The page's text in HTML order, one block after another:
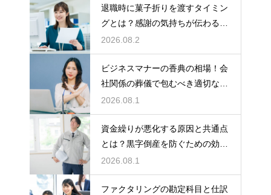
退職時に菓子折りを渡すタイミン
グとは？感謝の気持ちが伝わる正
しいマナー
2026.08.2
ビジネスマナーの香典の相場！会
社関係の葬儀で包むべき適切な金
額の目安
2026.08.1
資金繰りが悪化する原因と共通点
とは？黒字倒産を防ぐための効果
的な対策
2026.08.1
ファクタリングの勘定科目と仕訳